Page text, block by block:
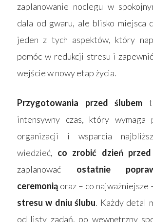
zaplanowanie noclegu w
dala od gwaru, ale blisko miejsca
jeden z tych aspektów, który
pomóc w redukcji stresu i
wejście w nowy etap życia.
Przygotowania przed ślubem
intensywny czas, który wymaga
organizacji i wsparcia
wiedzieć, co zrobić dzień przed
zaplanować ostatnie
ceremonią oraz – co najważniejsze
stresu w dniu ślubu. Każdy detal
od listy zadań, po wewnętrzny